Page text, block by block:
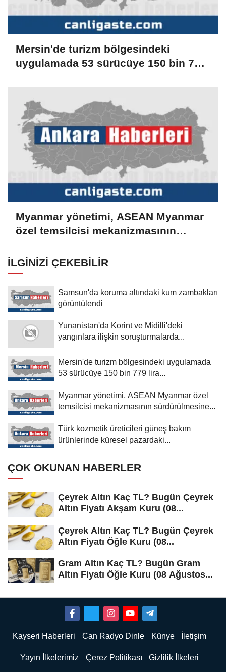
Mersin'de turizm bölgesindeki
uygulamada 53 sürücüye 150 bin 779
Myanmar yönetimi, ASEAN Myanmar
özel temsilcisi mekanizmasının
İLGINIZI ÇEKEBILIR
Samsun'da koruma altındaki kum zambakları
görüntülendi
Yunanistan'da Korint ve Midilli'deki
yangınlara ilişkin soruşturmalarda...
Mersin'de turizm bölgesindeki uygulamada
53 sürücüye 150 bin 779 lira...
Myanmar yönetimi, ASEAN Myanmar özel
temsilcisi mekanizmasının sürdürülmesine...
Türk kozmetik üreticileri güneş bakım
ürünlerinde küresel pazardaki...
ÇOK OKUNAN HABERLER
Çeyrek Altın Kaç TL? Bugün Çeyrek
Altın Fiyatı Akşam Kuru (08...
Çeyrek Altın Kaç TL? Bugün Çeyrek
Altın Fiyatı Öğle Kuru (08...
Gram Altın Kaç TL? Bugün Gram
Altın Fiyatı Öğle Kuru (08 Ağustos...
Kayseri Haberleri Can Radyo Dinle Künye İletişim
Yayın İlkelerimiz Çerez Politikası Gizlilik İlkeleri